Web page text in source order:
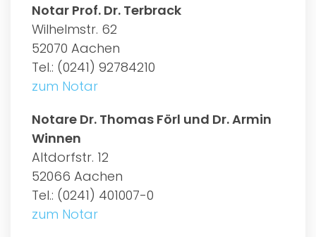
Notar Prof. Dr. Terbrack
Wilhelmstr. 62
52070 Aachen
Tel.: (0241) 92784210
zum Notar
Notare Dr. Thomas Förl und Dr. Armin
Winnen
Altdorfstr. 12
52066 Aachen
Tel.: (0241) 401007-0
zum Notar